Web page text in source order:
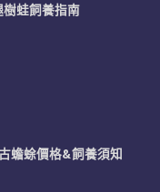
樹蛙飼養指南
蟾蜍價格&飼養須知